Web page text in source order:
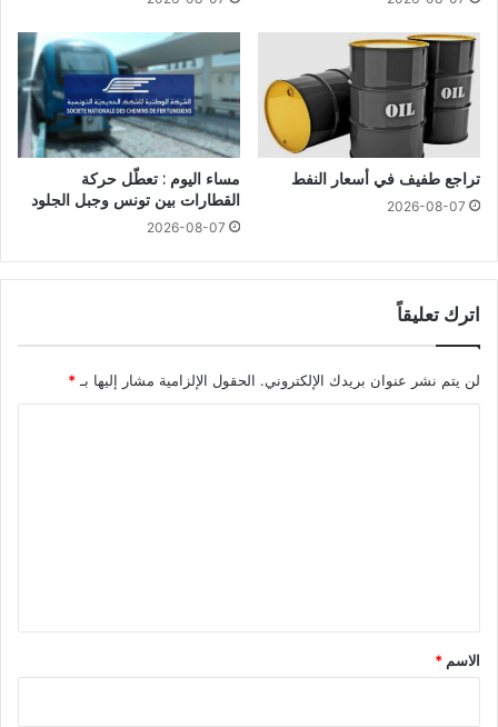
تراجع طفيف في أسعار النفط
2026-08-07
مساء اليوم : تعطّل حركة
القطارات بين تونس وجبل الجلود
2026-08-07
اترك تعليقاً
لن يتم نشر عنوان بريدك الإلكتروني. الحقول الإلزامية مشار إليها بـ *
*
الاسم *